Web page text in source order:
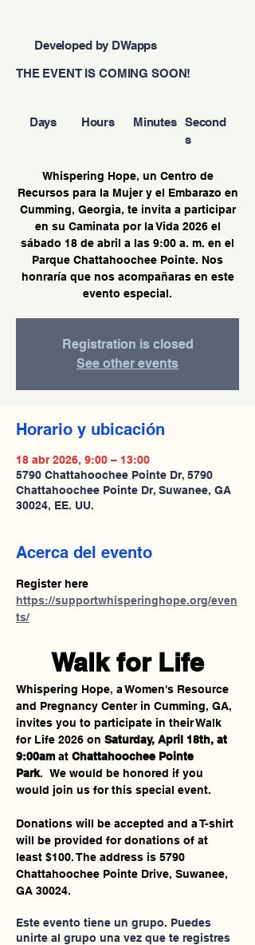
Second
s
Minutes
Hours
Days
THE EVENT IS COMING SOON!
Developed by DWapps
Whispering Hope, un Centro de
Recursos para la Mujer y el Embarazo en
Cumming, Georgia, te invita a participar
en su Caminata por la Vida 2026 el
sábado 18 de abril a las 9:00 a. m. en el
Parque Chattahoochee Pointe. Nos
honraría que nos acompañaras en este
evento especial.
Registration is closed
See other events
Horario y ubicación
18 abr 2026, 9:00 – 13:00
5790 Chattahoochee Pointe Dr, 5790
Chattahoochee Pointe Dr, Suwanee, GA
30024, EE. UU.
Acerca del evento
Register here
https://supportwhisperinghope.org/even
ts/
Walk for Life
Whispering Hope, a Women's Resource
and Pregnancy Center in Cumming, GA,
invites you to participate in their Walk
for Life 2026 on Saturday, April 18th, at
9:00am at Chattahoochee Pointe
Park.  We would be honored if you
would join us for this special event.
Donations will be accepted and a T-shirt
will be provided for donations of at
least $100. The address is 5790
Chattahoochee Pointe Drive, Suwanee,
GA 30024.
Este evento tiene un grupo. Puedes
unirte al grupo una vez que te registres